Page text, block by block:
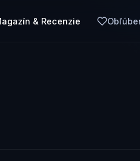
& Recenzie